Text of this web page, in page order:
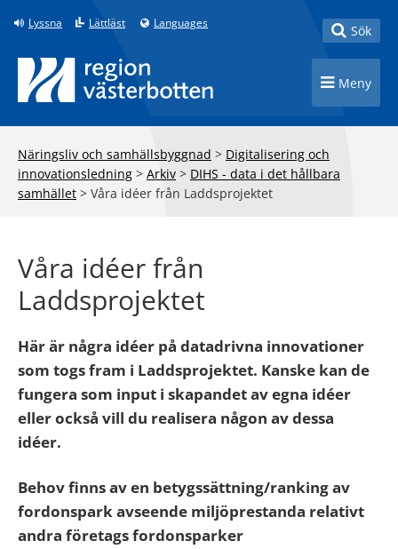
Till innehåll på sidan
Lyssna Lättläst Languages Toggle
Sök
Toggle
Meny
Näringsliv och samhällsbyggnad > Digitalisering och
innovationsledning > Arkiv > DIHS - data i det hållbara
samhället > Våra idéer från Laddsprojektet
Våra idéer från
Laddsprojektet
Här är några idéer på datadrivna innovationer
som togs fram i Laddsprojektet. Kanske kan de
fungera som input i skapandet av egna idéer
eller också vill du realisera någon av dessa
idéer.
Behov finns av en betygssättning/ranking av
fordonspark avseende miljöprestanda relativt
andra företags fordonsparker